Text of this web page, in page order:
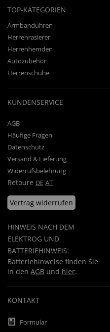
TOP-KATEGORIEN
Armbanduhren
Herrenrasierer
Herrenhemden
Autozubehör
Herrenschuhe
KUNDENSERVICE
AGB
Häufige Fragen
Datenschutz
Versand & Lieferung
Widerrufsbelehrung
Retoure DE AT
Vertrag widerrufen
HINWEIS NACH DEM
ELEKTROG UND
BATTERIEHINWEIS:
Batteriehinweise finden Sie
in den AGB und hier.
KONTAKT
Formular